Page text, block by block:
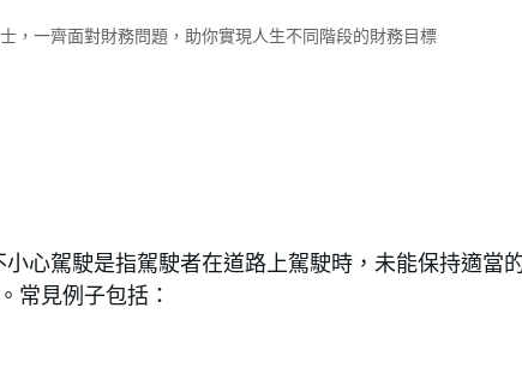
，一齊面對財務問題，助你實現人生不同階段的財務目標
心駕駛是指駕駛者在道路上駕駛時，未能保持適當
常見例子包括：